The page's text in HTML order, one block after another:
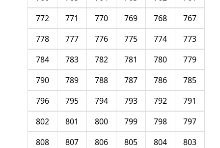
767
768
769
770
771
772
773
774
775
776
777
778
779
780
781
782
783
784
785
786
787
788
789
790
791
792
793
794
795
796
797
798
799
800
801
802
803
804
805
806
807
808